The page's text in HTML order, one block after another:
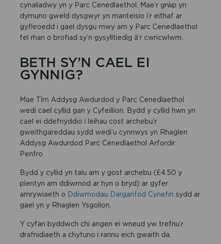
cynaliadwy yn y Parc Cenedlaethol. Mae’r grŵp yn
dymuno gweld dysgwyr yn manteisio i’r eithaf ar
gyfleoedd i gael dysgu mwy am y Parc Cenedlaethol
fel rhan o brofiad sy’n gysylltiedig â’r cwricwlwm.
BETH SY’N CAEL EI
GYNNIG?
Mae Tîm Addysg Awdurdod y Parc Cenedlaethol
wedi cael cyllid gan y Cyfeillion. Bydd y cyllid hwn yn
cael ei ddefnyddio i leihau cost archebu’r
gweithgareddau sydd wedi’u cynnwys yn Rhaglen
Addysg Awdurdod Parc Cenedlaethol Arfordir
Penfro.
Bydd y cyllid yn talu am y gost archebu (£4.50 y
plentyn am ddiwrnod ar hyn o bryd) ar gyfer
amrywiaeth o Ddiwrnodau Darganfod Cynefin sydd ar
gael yn y Rhaglen Ysgolion.
Y cyfan byddwch chi angen ei wneud yw trefnu’r
drafnidiaeth a chytuno i rannu eich gwaith da.